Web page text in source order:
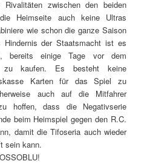
zwischen den beiden
Heimseite auch keine Ultras
wie schon die ganze Saison
der Staatsmacht ist es
bereits einige Tage vor dem
zu kaufen. Es besteht keine
Karten für das Spiel zu
auch auf die Mitfahrer
hoffen, dass die Negativserie
beim Heimspiel gegen den R.C.
damit die Tifoseria auch wieder
sein kann.